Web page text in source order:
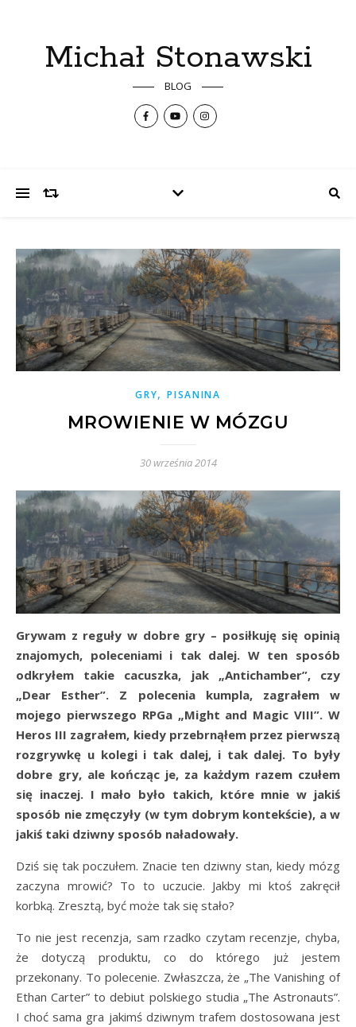
Michał Stonawski
BLOG
GRY,PISANINA
MROWIENIE W MÓZGU
30 września 2014
Grywam z reguły w dobre gry – posiłkuję się opinią
znajomych, poleceniami i tak dalej. W ten sposób
odkryłem takie cacuszka, jak „Antichamber”, czy
„Dear Esther”. Z polecenia kumpla, zagrałem w
mojego pierwszego RPGa „Might and Magic VIII”. W
Heros III zagrałem, kiedy przebrnąłem przez pierwszą
rozgrywkę u kolegi i tak dalej, i tak dalej. To były
dobre gry, ale kończąc je, za każdym razem czułem
się inaczej. I mało było takich, które mnie w jakiś
sposób nie zmęczyły (w tym dobrym kontekście), a w
jakiś taki dziwny sposób naładowały.
Dziś się tak poczułem. Znacie ten dziwny stan, kiedy mózg
zaczyna mrowić? To to uczucie. Jakby mi ktoś zakręcił
korbką. Zresztą, być może tak się stało?
To nie jest recenzja, sam rzadko czytam recenzje, chyba,
że dotyczą produktu, co do którego już jestem
przekonany. To polecenie. Zwłaszcza, że „The Vanishing of
Ethan Carter” to debiut polskiego studia „The Astronauts”.
I choć sama gra jakimś dziwnym trafem dostosowana jest